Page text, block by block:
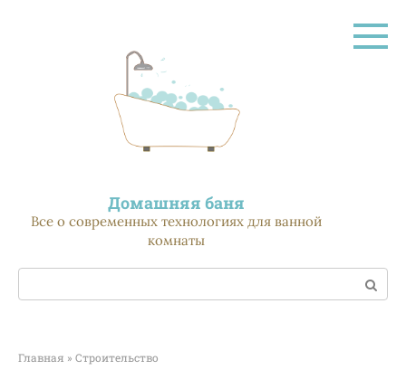
Домашняя баня
Все о современных технологиях для ванной
комнаты
Поиск:
Главная » Строительство